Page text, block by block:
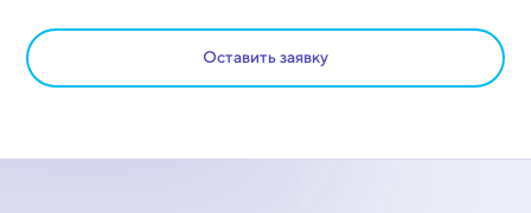
Оставить заявку